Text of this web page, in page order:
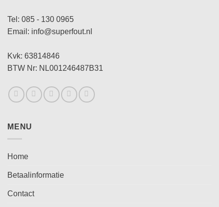
Tel: 085 - 130 0965
Email: info@superfout.nl
Kvk: 63814846
BTW Nr: NL001246487B31
MENU
Home
Betaalinformatie
Contact